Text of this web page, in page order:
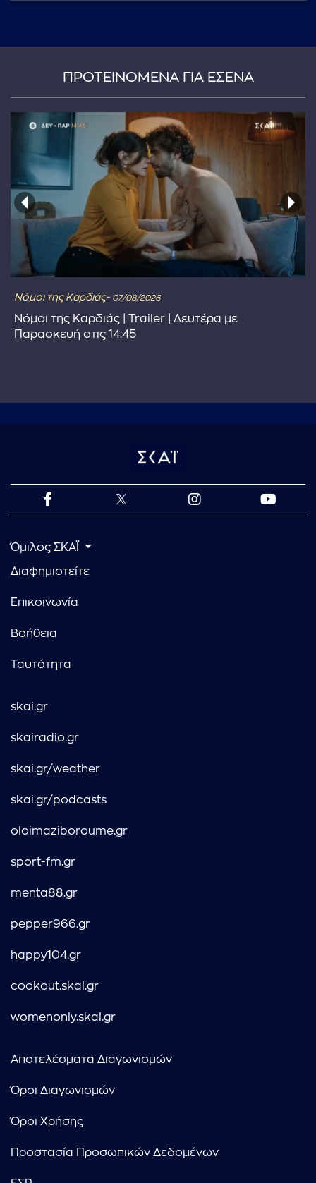
ΠΡΟΤΕΙΝΟΜΕΝΑ ΓΙΑ ΕΣΕΝΑ
Νόμοι της Καρδιάς- 07/08/2026
Νόμοι της Καρδιάς | Trailer | Δευτέρα με
Παρασκευή στις 14:45
Όμιλος ΣΚΑΪ
Διαφημιστείτε
Επικοινωνία
Βοήθεια
Ταυτότητα
skai.gr
skairadio.gr
skai.gr/weather
skai.gr/podcasts
oloimaziboroume.gr
sport-fm.gr
menta88.gr
pepper966.gr
happy104.gr
cookout.skai.gr
womenonly.skai.gr
Αποτελέσματα Διαγωνισμών
Όροι Διαγωνισμών
Όροι Χρήσης
Προστασία Προσωπικών Δεδομένων